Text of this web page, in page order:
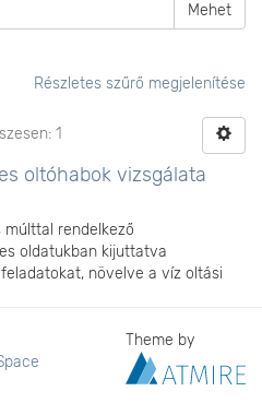
Mehet
Részletes szűrő megjelenítése
1
oltóhabok vizsgálata
rendelkező
oldatukban kijuttatva
növelve a víz oltási
Theme by